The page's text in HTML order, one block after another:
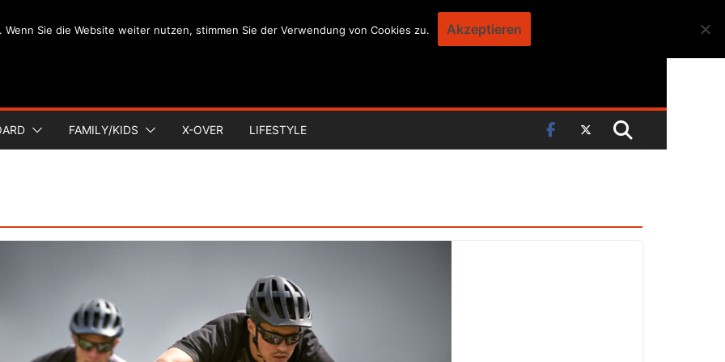
FAMILY/KIDS X-OVER LIFESTYLE
Wenn Sie die Website weiter nutzen, stimmen Sie der Verwendung von Cookies zu. Akzeptieren